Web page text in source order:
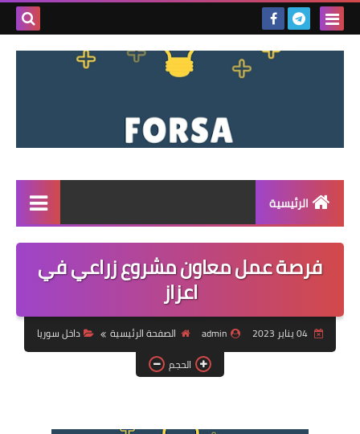
بحث
الرئيسية
القائمة
مناقصات
فرص عمل داخل سوريا
فرص عمل في تركيا
فرص عمل في العراق
فرصة عمل معاون مشروع زراعي في
اعزاز
04 يناير 2023 admin الصفحة الرئيسية
داخل سوريا
الحجم